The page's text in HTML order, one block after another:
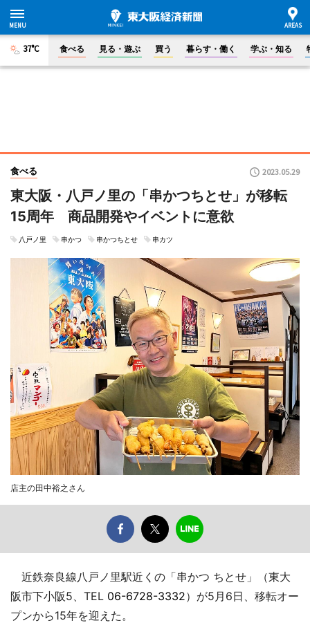
37°C 食べる 見る・遊ぶ 買う 暮らす・働く 学ぶ・知る
食べる 2023.05.29
東大阪・八戸ノ里の「串かつちとせ」が移転
15周年 商品開発やイベントに意欲
八戸ノ里 串かつ 串かつちとせ 串カツ
店主の田中裕之さん
近鉄奈良線八戸ノ里駅近くの「串かつ ちとせ」（東大
阪市下小阪5、TEL 06-6728-3332）が5月6日、移転オー
プンから15年を迎えた。